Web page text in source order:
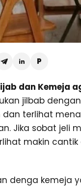
dan Kemeja
jilbab
dan terlihat
Jika sobat jeli
makin cantik
denga kemeja